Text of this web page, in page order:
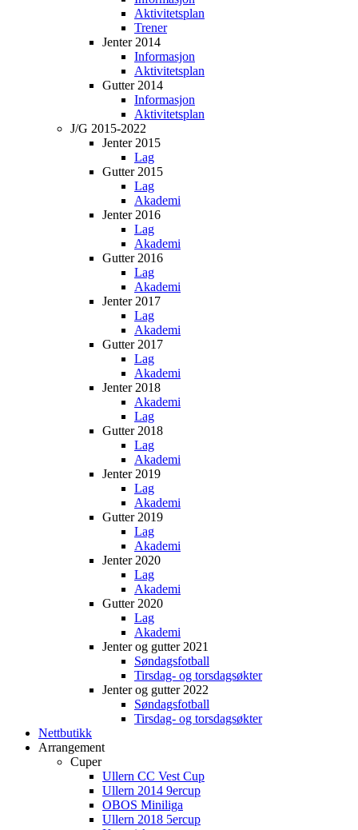
Aktivitetsplan
Trener
Jenter 2014
Informasjon
Aktivitetsplan
Gutter 2014
Informasjon
Aktivitetsplan
J/G 2015-2022
Jenter 2015
Lag
Gutter 2015
Lag
Akademi
Jenter 2016
Lag
Akademi
Gutter 2016
Lag
Akademi
Jenter 2017
Lag
Akademi
Gutter 2017
Lag
Akademi
Jenter 2018
Akademi
Lag
Gutter 2018
Lag
Akademi
Jenter 2019
Lag
Akademi
Gutter 2019
Lag
Akademi
Jenter 2020
Lag
Akademi
Gutter 2020
Lag
Akademi
Jenter og gutter 2021
Søndagsfotball
Tirsdag- og torsdagsøkter
Jenter og gutter 2022
Søndagsfotball
Tirsdag- og torsdagsøkter
Nettbutikk
Arrangement
Cuper
Ullern CC Vest Cup
Ullern 2014 9ercup
OBOS Miniliga
Ullern 2018 5ercup